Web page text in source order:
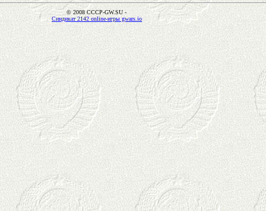
© 2008 CCCP-GW.SU -
Синдикат 2142 online-игры gwars.io